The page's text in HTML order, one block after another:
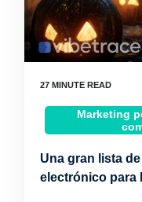
Marketing
Una gran lista
electrónico para